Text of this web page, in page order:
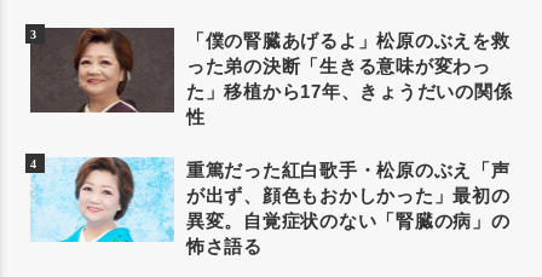
「僕の腎臓あげるよ」松原のぶえを救
った弟の決断「生きる意味が変わっ
た」移植から17年、きょうだいの関係
性
重篤だった紅白歌手・松原のぶえ「声
が出ず、顔色もおかしかった」最初の
異変。自覚症状のない「腎臓の病」の
怖さ語る